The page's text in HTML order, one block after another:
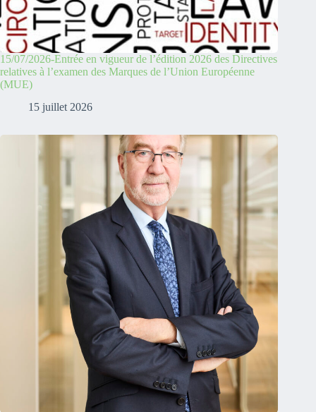
15/07/2026-Entrée en vigueur de l’édition 2026 des Directives
relatives à l’examen des Marques de l’Union Européenne
(MUE)
15 juillet 2026